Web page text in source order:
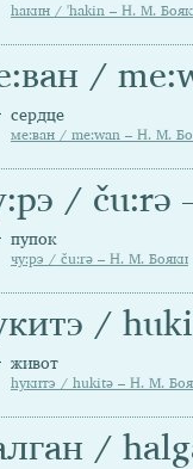
hакин / 'hakin – Н. М.
/
сердце
ме:ван / me:wan – Н. М.
/ ču:rә
пупок
чу:рэ / ču:rә – Н. М. Бояки
/
живот
hукитэ / hukitә – Н. М.
/